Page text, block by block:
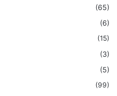
(65)
(6)
(15)
(3)
(5)
(99)